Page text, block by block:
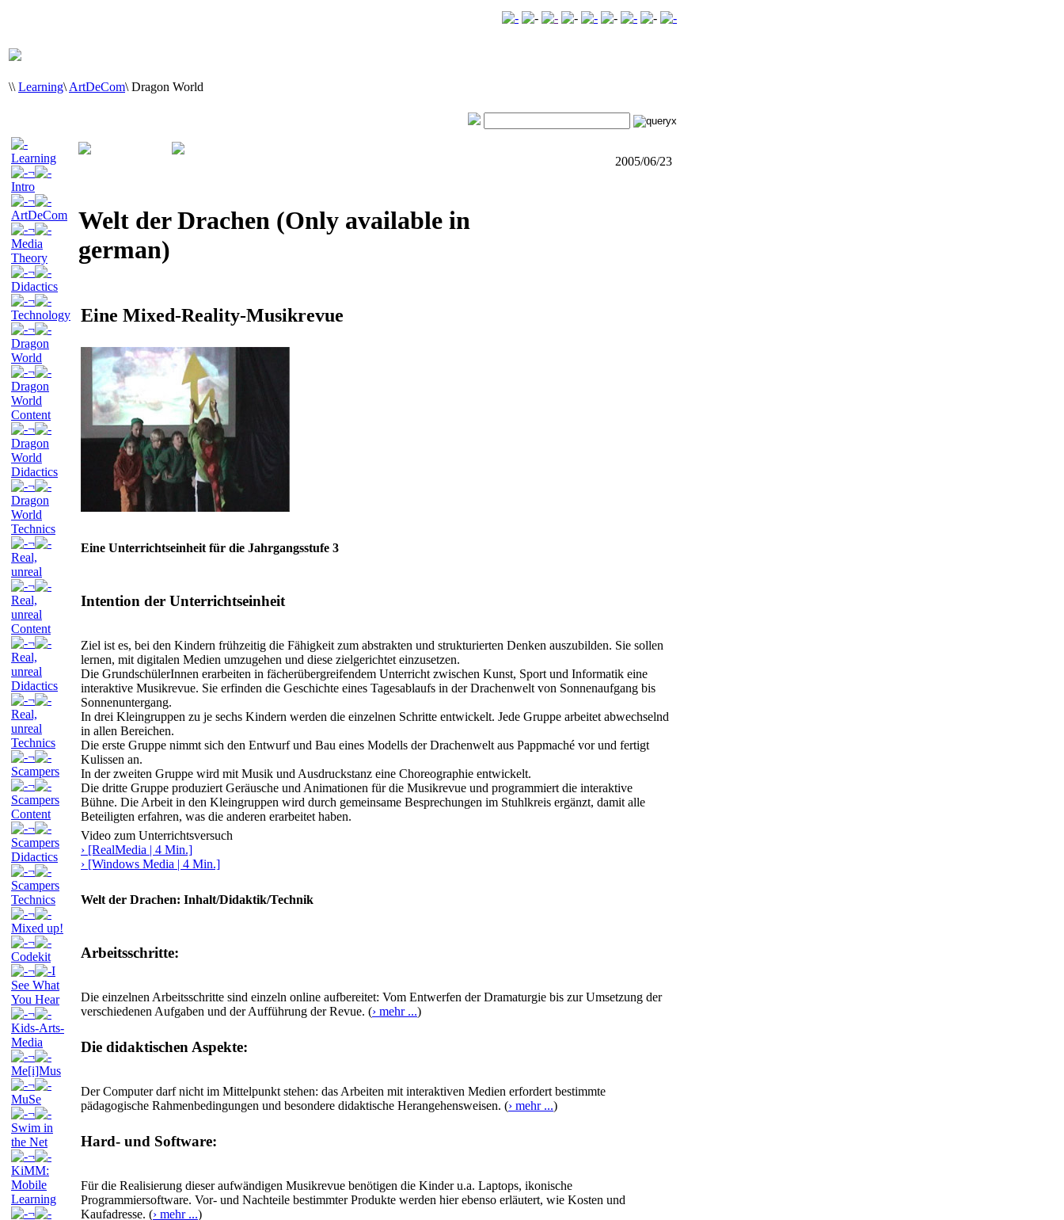
\\ Learning\ ArtDeCom\ Dragon World
Learning
¬
Intro
¬
ArtDeCom
¬
Media
Theory
¬
Didactics
¬
Technology
¬
Dragon
World
¬
Dragon
World
Content
¬
Dragon
World
Didactics
¬
Dragon
World
Technics
¬
Real,
unreal
¬
Real,
unreal
Content
¬
Real,
unreal
Didactics
¬
Real,
unreal
Technics
¬
Scampers
¬
Scampers
Content
¬
Scampers
Didactics
¬
Scampers
Technics
¬
Mixed up!
¬
Codekit
¬
I
See What
You Hear
¬
Kids-Arts-
Media
¬
Me[i]Mus
¬
MuSe
¬
Swim in
the Net
¬
KiMM:
Mobile
Learning
¬
2005/06/23
Welt der Drachen (Only available in
german)
Eine Mixed-Reality-Musikrevue
Eine Unterrichtseinheit für die Jahrgangsstufe 3
Intention der Unterrichtseinheit
Ziel ist es, bei den Kindern frühzeitig die Fähigkeit zum abstrakten und strukturierten Denken auszubilden. Sie sollen
lernen, mit digitalen Medien umzugehen und diese zielgerichtet einzusetzen.
Die GrundschülerInnen erarbeiten in fächerübergreifendem Unterricht zwischen Kunst, Sport und Informatik eine
interaktive Musikrevue. Sie erfinden die Geschichte eines Tagesablaufs in der Drachenwelt von Sonnenaufgang bis
Sonnenuntergang.
In drei Kleingruppen zu je sechs Kindern werden die einzelnen Schritte entwickelt. Jede Gruppe arbeitet abwechselnd
in allen Bereichen.
Die erste Gruppe nimmt sich den Entwurf und Bau eines Modells der Drachenwelt aus Pappmaché vor und fertigt
Kulissen an.
In der zweiten Gruppe wird mit Musik und Ausdruckstanz eine Choreographie entwickelt.
Die dritte Gruppe produziert Geräusche und Animationen für die Musikrevue und programmiert die interaktive
Bühne. Die Arbeit in den Kleingruppen wird durch gemeinsame Besprechungen im Stuhlkreis ergänzt, damit alle
Beteiligten erfahren, was die anderen erarbeitet haben.
Video zum Unterrichtsversuch
› [RealMedia | 4 Min.]
› [Windows Media | 4 Min.]
Welt der Drachen: Inhalt/Didaktik/Technik
Arbeitsschritte:
Die einzelnen Arbeitsschritte sind einzeln online aufbereitet: Vom Entwerfen der Dramaturgie bis zur Umsetzung der
verschiedenen Aufgaben und der Aufführung der Revue. (› mehr ...)
Die didaktischen Aspekte:
Der Computer darf nicht im Mittelpunkt stehen: das Arbeiten mit interaktiven Medien erfordert bestimmte
pädagogische Rahmenbedingungen und besondere didaktische Herangehensweisen. (› mehr ...)
Hard- und Software:
Für die Realisierung dieser aufwändigen Musikrevue benötigen die Kinder u.a. Laptops, ikonische
Programmiersoftware. Vor- und Nachteile bestimmter Produkte werden hier ebenso erläutert, wie Kosten und
Kaufadresse. (› mehr ...)